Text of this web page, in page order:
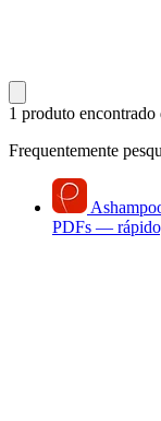
1 produto encontrado
Frequentemente
PDFs —